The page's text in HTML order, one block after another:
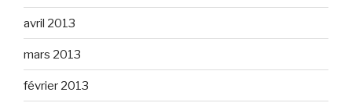
avril 2013
mars 2013
février 2013